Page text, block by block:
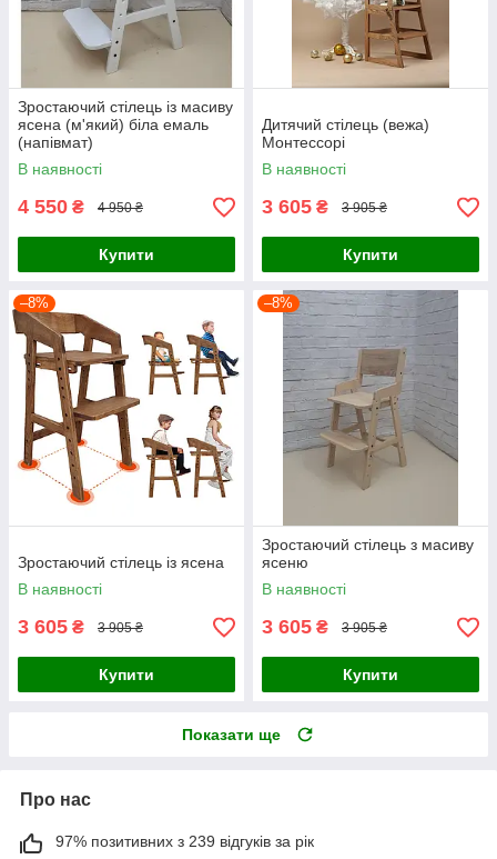
Зростаючий стілець із масиву
ясена (м'який) біла емаль
(напівмат)
В наявності
4 550 ₴ 4 950 ₴
Купити
Дитячий стілець (вежа)
Монтессорі
В наявності
3 605 ₴ 3 905 ₴
Купити
–8%
Зростаючий стілець із ясена
В наявності
3 605 ₴ 3 905 ₴
Купити
–8%
Зростаючий стілець з масиву
ясеню
В наявності
3 605 ₴ 3 905 ₴
Купити
Показати ще
Про нас
97% позитивних з 239 відгуків за рік